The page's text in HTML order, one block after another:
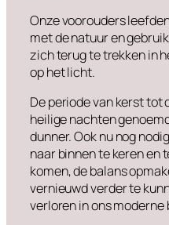
Onze voorouders
met de natuur en
zich terug te trekken in
op het licht.
De periode van kerst tot
heilige nachten
dunner. Ook nu nog
naar binnen te keren en
komen, de balans
vernieuwd verder te
verloren in ons moderne